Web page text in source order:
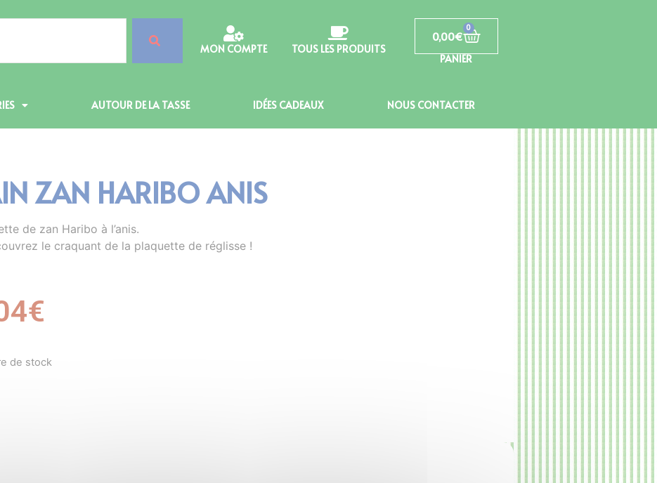
MON COMPTE TOUS LES PRODUITS
0,00€
0
PANIER
AUTOUR DE LA TASSE IDÉES CADEAUX NOUS CONTACTER
ZAN HARIBO ANIS
de zan Haribo à l’anis.
le craquant de la plaquette de réglisse !
€
de stock